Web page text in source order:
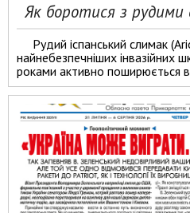
Як боротися з рудими
Рудий іспанський слимак
найнебезпечніших інвазійних
роками активно поширюється